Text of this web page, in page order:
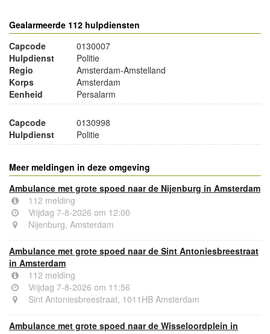
Gealarmeerde 112 hulpdiensten
Capcode
0130007
Hulpdienst
Politie
Regio
Amsterdam-Amstelland
Korps
Amsterdam
Eenheid
Persalarm
Capcode
0130998
Hulpdienst
Politie
Meer meldingen in deze omgeving
Ambulance met grote spoed naar de Nijenburg in Amsterdam
112 melding
Vrijdag 7-8-2026 om 12:00
Nijenburg, Amsterdam
Ambulance met grote spoed naar de Sint Antoniesbreestraat
in Amsterdam
112 melding
Vrijdag 7-8-2026 om 11:56
Sint Antoniesbreestraat, 1011HB Amsterdam
Ambulance met grote spoed naar de Wisseloordplein in